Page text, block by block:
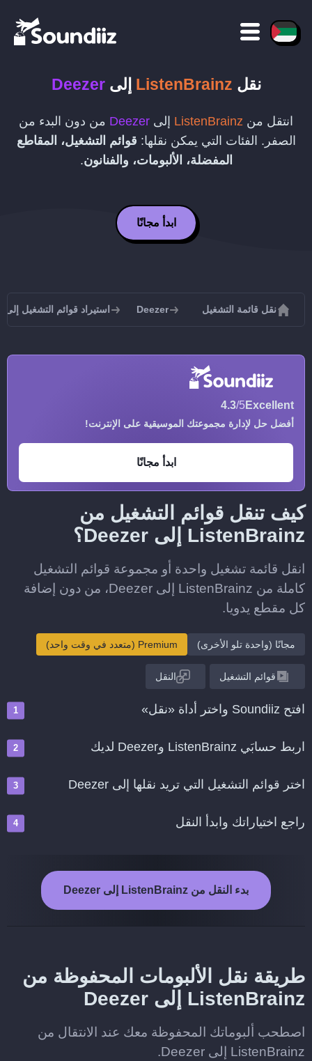
نقل ListenBrainz إلىDeezer
انتقل من ListenBrainz إلى Deezer من دون البدء من
الصفر. الفئات التي يمكن نقلها: قوائم التشغيل، المقاطع
المفضلة، الألبومات، والفنانون.
ابدأ مجانًا
نقل قائمة التشغيل Deezer استيراد قوائم التشغيل إلى Deezer
Excellent
4.3/5
أفضل حل لإدارة مجموعتك الموسيقية على الإنترنت!
ابدأ مجانًا
كيف تنقل قوائم التشغيل من
ListenBrainz إلى Deezer؟
انقل قائمة تشغيل واحدة أو مجموعة قوائم التشغيل
كاملة من ListenBrainz إلى Deezer، من دون إضافة
كل مقطع يدويا.
مجانًا (واحدة تلو الأخرى) Premium (متعدد في وقت واحد)
قوائم التشغيل النقل
افتح Soundiiz واختر أداة «نقل»
اربط حسابَي ListenBrainz وDeezer لديك
اختر قوائم التشغيل التي تريد نقلها إلى Deezer
راجع اختياراتك وابدأ النقل
بدء النقل من ListenBrainz إلى Deezer
طريقة نقل الألبومات المحفوظة من
ListenBrainz إلى Deezer
اصطحب ألبوماتك المحفوظة معك عند الانتقال من
ListenBrainz إلى Deezer.